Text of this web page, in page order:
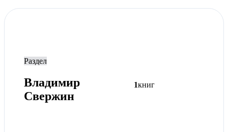
Раздел
Владимир
Свержин
1книг